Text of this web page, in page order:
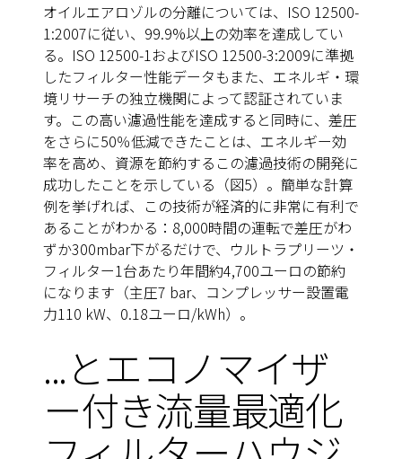
オイルエアロゾルの分離については、ISO 12500-
1:2007に従い、99.9%以上の効率を達成してい
る。ISO 12500-1およびISO 12500-3:2009に準拠
したフィルター性能データもまた、エネルギ・環
境リサーチの独立機関によって認証されていま
す。この高い濾過性能を達成すると同時に、差圧
をさらに50％低減できたことは、エネルギー効
率を高め、資源を節約するこの濾過技術の開発に
成功したことを示している（図5）。簡単な計算
例を挙げれば、この技術が経済的に非常に有利で
あることがわかる：8,000時間の運転で差圧がわ
ずか300mbar下がるだけで、ウルトラプリーツ・
フィルター1台あたり年間約4,700ユーロの節約
になります（主圧7 bar、コンプレッサー設置電
力110 kW、0.18ユーロ/kWh）。
...とエコノマイザ
ー付き流量最適化